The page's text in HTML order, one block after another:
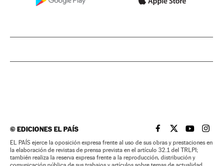
©EDICIONES EL PAÍS EL PAÍS BRASIL EN
EL PAÍSEL PAÍS
EL
EL PAÍS ejerce la oposición expresa frente al uso de sus obras y prestaciones en
la elaboración de revistas de prensa prevista en el artículo 32.1 del TRLPI;
también realiza la reserva expresa frente a la reproducción, distribución y